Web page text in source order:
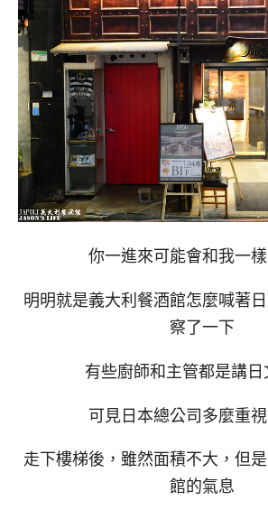
你一進來可能會和我一
明明就是義大利餐酒館怎麼喊著
察了一下
有些廚師和主管都是講
可見日本總公司多麼重
走下樓梯後，雖然面積不大，但
館的氣息